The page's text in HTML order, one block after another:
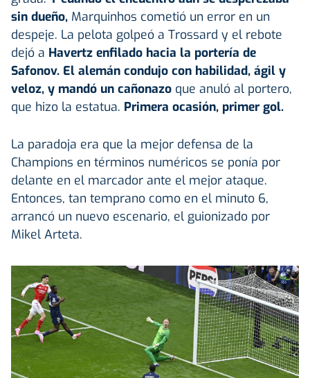
sin dueño, Marquinhos cometió un error en un
despeje. La pelota golpeó a Trossard y el rebote
dejó a Havertz enfilado hacia la portería de
Safonov. El alemán condujo con habilidad, ágil y
veloz, y mandó un cañonazo que anuló al portero,
que hizo la estatua. Primera ocasión, primer gol.
La paradoja era que la mejor defensa de la
Champions en términos numéricos se ponía por
delante en el marcador ante el mejor ataque.
Entonces, tan temprano como en el minuto 6,
arrancó un nuevo escenario, el guionizado por
Mikel Arteta.